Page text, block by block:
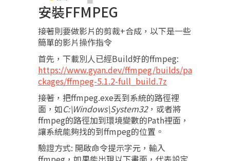
安裝FFMPEG
接著則要做影片的剪裁+合成，以下是一些
簡單的影片操作指令
首先，下載別人已經Build好的ffmpeg:
https://www.gyan.dev/ffmpeg/builds/pa
ckages/ffmpeg-5.1.2-full_build.7z
接著，把ffmpeg.exe丟到系統的路徑裡
面，如C:\Windows\System32，或者將
ffmpeg的路徑加到環境變數的Path裡面，
讓系統能夠找的到ffmpeg的位置。
驗證方式: 開啟命令提示字元，輸入